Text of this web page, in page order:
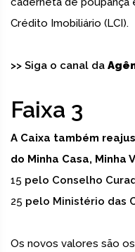
Crédito Imobiliário (LCI).
>> Siga o canal da
Faixa 3
A Caixa também
do Minha Casa, Minha
15 pelo Conselho
25 pelo Ministério das
Os novos valores são